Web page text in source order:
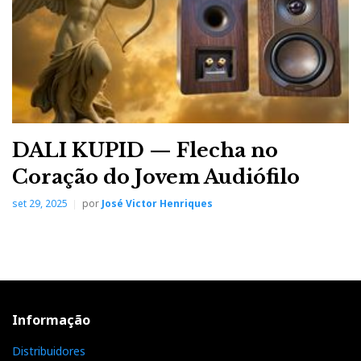
Estava a tocar na sala com colunas Revolver Cygnis.
Imperturbável na performance, perturbador no aspecto
e no poder. Classe D ao cubo. Yeah!
CHORD
DALI KUPID — Flecha no
Coração do Jovem Audiófilo
set 29, 2025 porJosé Victor Henriques
Informação
Distribuidores